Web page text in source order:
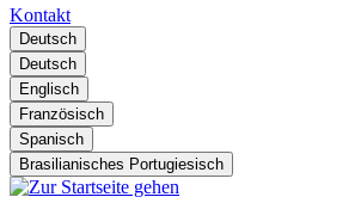
Kontakt
Deutsch
Deutsch
Englisch
Französisch
Spanisch
Brasilianisches Portugiesisch